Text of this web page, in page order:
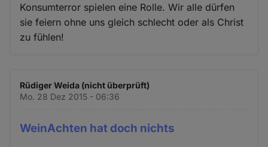
Konsumterror spielen eine Rolle. Wir alle dürfen
sie feiern ohne uns gleich schlecht oder als Christ
zu fühlen!
Rüdiger Weida (nicht überprüft)
Mo. 28 Dez 2015 - 06:36
WeinAchten hat doch nichts